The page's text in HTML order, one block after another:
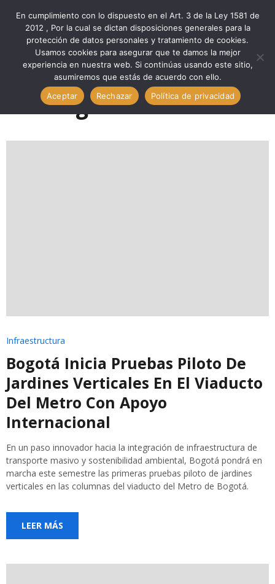
2025 Archives Ago Archives
Mes:agosto 2025
Infraestructura
Bogotá Inicia Pruebas Piloto De
Jardines Verticales En El Viaducto
Del Metro Con Apoyo
Internacional
En un paso innovador hacia la integración de infraestructura de
transporte masivo y sostenibilidad ambiental, Bogotá pondrá en
marcha este semestre las primeras pruebas piloto de jardines
verticales en las columnas del viaducto del Metro de Bogotá.
LEER MÁS
En cumplimiento con lo dispuesto en el Art. 3 de la Ley 1581 de
2012 , Por la cual se dictan disposiciones generales para la
protección de datos personales y tratamiento de cookies.
Usamos cookies para asegurar que te damos la mejor
experiencia en nuestra web. Si continúas usando este sitio,
asumiremos que estás de acuerdo con ello.
Aceptar
Rechazar Política de privacidad